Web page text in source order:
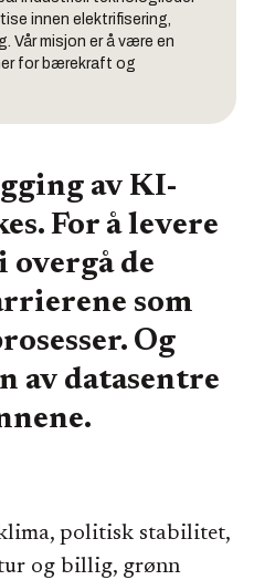
innen elektrifisering,
Vår misjon er å være en
for bærekraft og
av KI-
For å levere
overgå de
som
Og
av datasentre
politisk stabilitet,
og billig, grønn